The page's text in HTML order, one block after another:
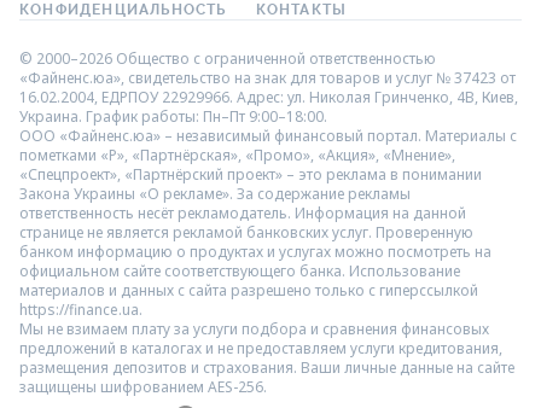
КОНФИДЕНЦИАЛЬНОСТЬ КОНТАКТЫ
© 2000–2026 Общество с ограниченной ответственностью
«Файненс.юа», свидетельство на знак для товаров и услуг № 37423 от
16.02.2004, ЕДРПОУ 22929966. Адрес: ул. Николая Гринченко, 4В, Киев,
Украина. График работы: Пн–Пт 9:00–18:00.
ООО «Файненс.юа» – независимый финансовый портал. Материалы с
пометками «Р», «Партнёрская», «Промо», «Акция», «Мнение»,
«Спецпроект», «Партнёрский проект» – это реклама в понимании
Закона Украины «О рекламе». За содержание рекламы
ответственность несёт рекламодатель. Информация на данной
странице не является рекламой банковских услуг. Проверенную
банком информацию о продуктах и услугах можно посмотреть на
официальном сайте соответствующего банка. Использование
материалов и данных с сайта разрешено только с гиперссылкой
https://finance.ua.
Мы не взимаем плату за услуги подбора и сравнения финансовых
предложений в каталогах и не предоставляем услуги кредитования,
размещения депозитов и страхования. Ваши личные данные на сайте
защищены шифрованием AES-256.